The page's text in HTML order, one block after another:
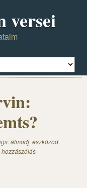
versei
álmodj, eszközöd,
hozzászólás